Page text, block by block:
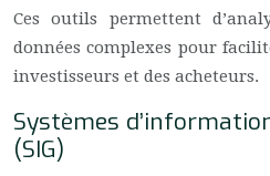
Ces outils permettent
données complexes pour
investisseurs et des acheteurs.
Systèmes
(SIG)